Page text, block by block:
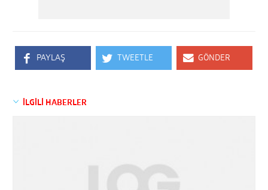
PAYLAŞ TWEETLE GÖNDER
İLGİLİ HABERLER